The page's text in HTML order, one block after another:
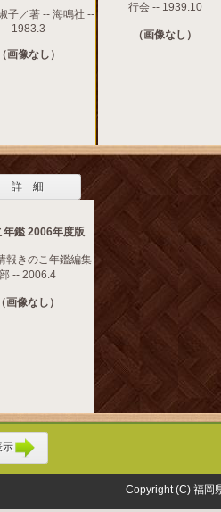
子／著 -- 海鳴社 --
1983.3
（画像なし）
行会 -- 1939.10
（画像なし）
詳 細
年鑑 2006年度版
報きのこ年鑑編集
部 -- 2006.4
（画像なし）
示
Copyright (C) 福岡